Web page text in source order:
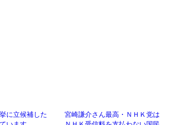
に立候補した
宮崎謙介さん最高・ＮＨＫ党は